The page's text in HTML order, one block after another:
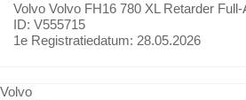
Volvo Volvo FH16 780 XL Retarder
ID: V555715
1e Registratiedatum: 28.05.2026
Volvo